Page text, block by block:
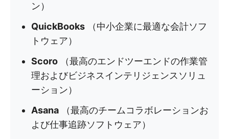
ン）
QuickBooks （中小企業に最適な会計ソフ
トウェア）
Scoro （最高のエンドツーエンドの作業管
理およびビジネスインテリジェンスソリュ
ーション）
Asana （最高のチームコラボレーションお
よび仕事追跡ソフトウェア）